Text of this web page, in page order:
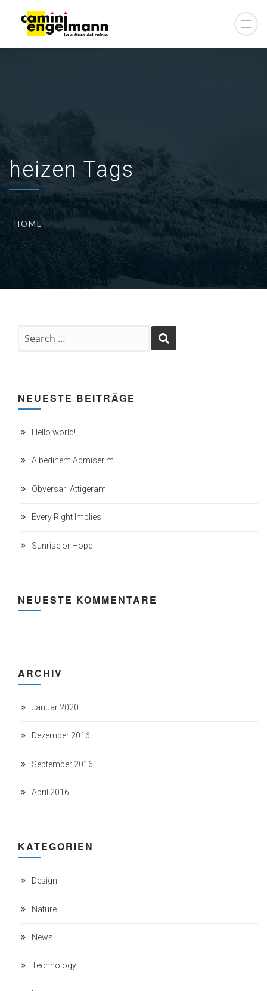
heizen Tags
HOME
NEUESTE BEITRÄGE
Hello world!
Albedinem Admiserim
Obversari Attigeram
Every Right Implies
Sunrise or Hope
NEUESTE KOMMENTARE
ARCHIV
Januar 2020
Dezember 2016
September 2016
April 2016
KATEGORIEN
Design
Nature
News
Technology